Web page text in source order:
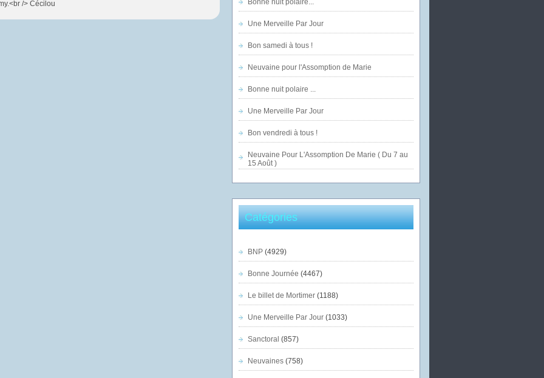
/> Cécilou
Bonne nuit polaire...
Une Merveille Par Jour
Bon samedi à tous !
Neuvaine pour l'Assomption de Marie
Bonne nuit polaire ...
Une Merveille Par Jour
Bon vendredi à tous !
Neuvaine Pour L'Assomption De Marie ( Du 7 au
15 Août )
Catégories
BNP(4929)
Bonne Journée (4467)
Le billet de Mortimer(1188)
Une Merveille Par Jour(1033)
Sanctoral (857)
Neuvaines(758)